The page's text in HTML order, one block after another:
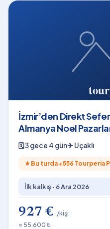
İzmir’den Direkt
Almanya Noel
🗓3 gece 4 gün✈Uçaklı
★ Bu turda +556 Tourperia
İlk kalkış · 6 Ara 2026
927 € /kişi
≈ 55.600 ₺